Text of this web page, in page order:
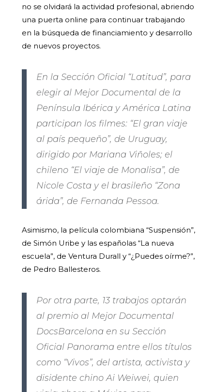
no se olvidará la actividad profesional, abriendo
una puerta online para continuar trabajando
en la búsqueda de financiamiento y desarrollo
de nuevos proyectos.
En la Sección Oficial “Latitud”, para
elegir al Mejor Documental de la
Península Ibérica y América Latina
participan los filmes: “El gran viaje
al país pequeño”, de Uruguay,
dirigido por Mariana Viñoles; el
chileno “El viaje de Monalisa”, de
Nicole Costa y el brasileño “Zona
árida”, de Fernanda Pessoa.
Asimismo, la película colombiana “Suspensión”,
de Simón Uribe y las españolas “La nueva
escuela”, de Ventura Durall y “¿Puedes oírme?”,
de Pedro Ballesteros.
Por otra parte, 13 trabajos optarán
al premio al Mejor Documental
DocsBarcelona en su Sección
Oficial Panorama entre ellos títulos
como “Vivos”, del artista, activista y
disidente chino Ai Weiwei, quien